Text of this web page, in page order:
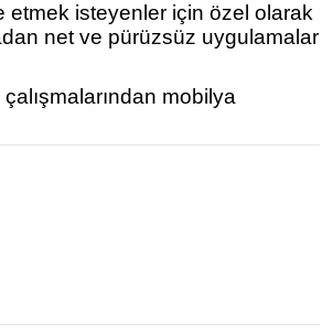
isteyenler için özel olarak
net ve pürüzsüz uygulamalar
mobilya